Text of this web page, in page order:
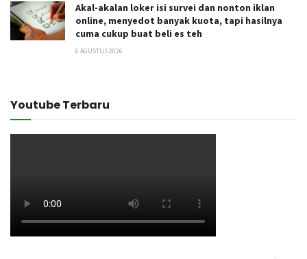
Akal-akalan loker isi survei dan nonton iklan
online, menyedot banyak kuota, tapi hasilnya
cuma cukup buat beli es teh
6 AGUSTUS 2026
Youtube Terbaru